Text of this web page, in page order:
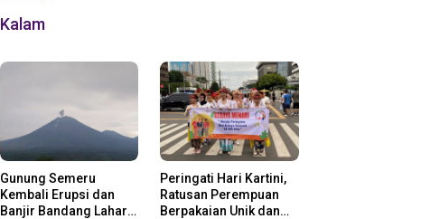
Kalam
Gunung Semeru
Kembali Erupsi dan
Banjir Bandang Lahar
Peringati Hari Kartini,
Ratusan Perempuan
Berpakaian Unik dan